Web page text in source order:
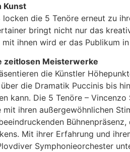
Kunst
die 5 Tenöre erneut zu
bringt nicht nur das
ihnen wird er das Publikum
zeitlosen Meisterwerke
die Künstler
die Dramatik Puccinis bis
kann. Die 5 Tenöre –
ihren außergewöhnlichen
Mit ihrer Erfahrung und
Symphonieorchester